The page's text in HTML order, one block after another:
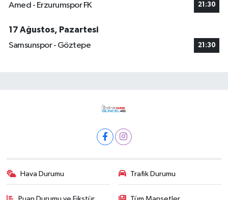
Amed - Erzurumspor FK 21:30
17 Ağustos, Pazartesi
Samsunspor - Göztepe
21:30
Hava Durumu Trafik Durumu
Puan Durumu ve Fikstür Tüm Manşetler